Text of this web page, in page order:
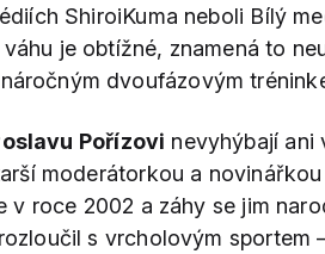
ShiroiKuma neboli Bílý
je obtížné, znamená to
dvoufázovým
Pořízovi nevyhýbají ani
moderátorkou a
v roce 2002 a záhy se jim
s vrcholovým sportem